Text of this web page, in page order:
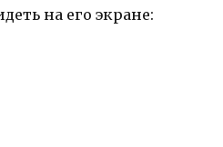
на его экране: